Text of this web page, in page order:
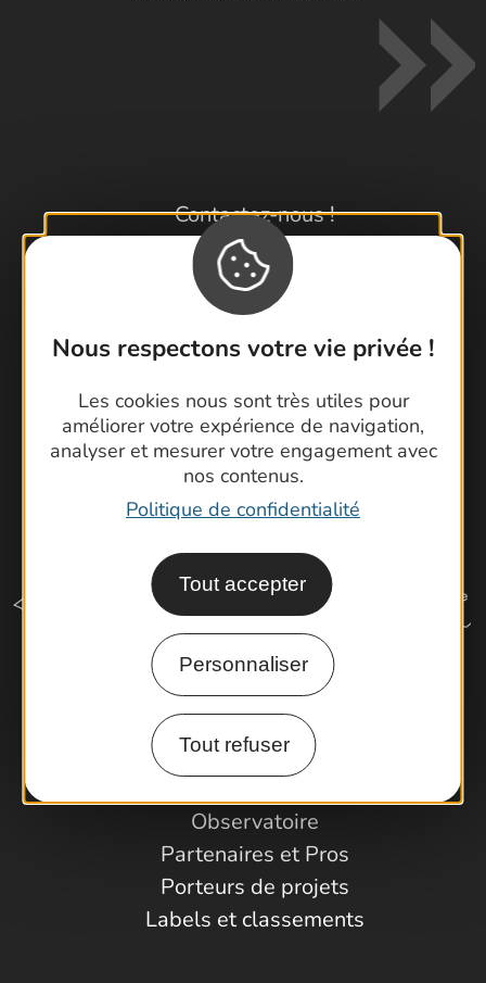
Nous respectons votre vie privée !
Les cookies nous sont très utiles pour
améliorer votre expérience de navigation,
analyser et mesurer votre engagement avec
nos contenus.
Politique de confidentialité
Tout accepter
Personnaliser
Tout refuser
Contactez-nous !
Foire aux questions
Brochures
Cartoguides et Topoguides
Latitude Gard
Comment venir ?
Observatoire
Partenaires et Pros
Porteurs de projets
Labels et classements